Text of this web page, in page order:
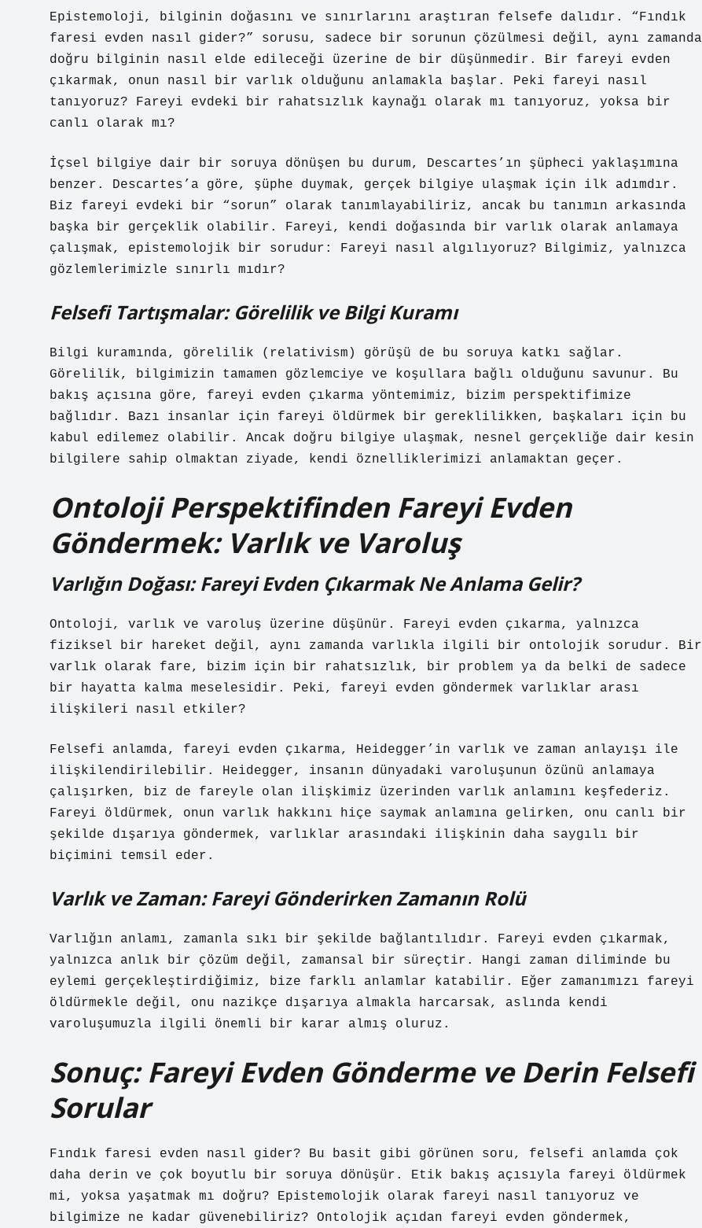
Epistemoloji, bilginin doğasını ve sınırlarını araştıran felsefe dalıdır. “Fındık
faresi evden nasıl gider?” sorusu, sadece bir sorunun çözülmesi değil, aynı zamanda
doğru bilginin nasıl elde edileceği üzerine de bir düşünmedir. Bir fareyi evden
çıkarmak, onun nasıl bir varlık olduğunu anlamakla başlar. Peki fareyi nasıl
tanıyoruz? Fareyi evdeki bir rahatsızlık kaynağı olarak mı tanıyoruz, yoksa bir
canlı olarak mı?
İçsel bilgiye dair bir soruya dönüşen bu durum, Descartes’ın şüpheci yaklaşımına
benzer. Descartes’a göre, şüphe duymak, gerçek bilgiye ulaşmak için ilk adımdır.
Biz fareyi evdeki bir “sorun” olarak tanımlayabiliriz, ancak bu tanımın arkasında
başka bir gerçeklik olabilir. Fareyi, kendi doğasında bir varlık olarak anlamaya
çalışmak, epistemolojik bir sorudur: Fareyi nasıl algılıyoruz? Bilgimiz, yalnızca
gözlemlerimizle sınırlı mıdır?
Felsefi Tartışmalar: Görelilik ve Bilgi Kuramı
Bilgi kuramında, görelilik (relativism) görüşü de bu soruya katkı sağlar.
Görelilik, bilgimizin tamamen gözlemciye ve koşullara bağlı olduğunu savunur. Bu
bakış açısına göre, fareyi evden çıkarma yöntemimiz, bizim perspektifimize
bağlıdır. Bazı insanlar için fareyi öldürmek bir gereklilikken, başkaları için bu
kabul edilemez olabilir. Ancak doğru bilgiye ulaşmak, nesnel gerçekliğe dair kesin
bilgilere sahip olmaktan ziyade, kendi öznelliklerimizi anlamaktan geçer.
Ontoloji Perspektifinden Fareyi Evden
Göndermek: Varlık ve Varoluş
Varlığın Doğası: Fareyi Evden Çıkarmak Ne Anlama Gelir?
Ontoloji, varlık ve varoluş üzerine düşünür. Fareyi evden çıkarma, yalnızca
fiziksel bir hareket değil, aynı zamanda varlıkla ilgili bir ontolojik sorudur. Bir
varlık olarak fare, bizim için bir rahatsızlık, bir problem ya da belki de sadece
bir hayatta kalma meselesidir. Peki, fareyi evden göndermek varlıklar arası
ilişkileri nasıl etkiler?
Felsefi anlamda, fareyi evden çıkarma, Heidegger’in varlık ve zaman anlayışı ile
ilişkilendirilebilir. Heidegger, insanın dünyadaki varoluşunun özünü anlamaya
çalışırken, biz de fareyle olan ilişkimiz üzerinden varlık anlamını keşfederiz.
Fareyi öldürmek, onun varlık hakkını hiçe saymak anlamına gelirken, onu canlı bir
şekilde dışarıya göndermek, varlıklar arasındaki ilişkinin daha saygılı bir
biçimini temsil eder.
Varlık ve Zaman: Fareyi Gönderirken Zamanın Rolü
Varlığın anlamı, zamanla sıkı bir şekilde bağlantılıdır. Fareyi evden çıkarmak,
yalnızca anlık bir çözüm değil, zamansal bir süreçtir. Hangi zaman diliminde bu
eylemi gerçekleştirdiğimiz, bize farklı anlamlar katabilir. Eğer zamanımızı fareyi
öldürmekle değil, onu nazikçe dışarıya almakla harcarsak, aslında kendi
varoluşumuzla ilgili önemli bir karar almış oluruz.
Sonuç: Fareyi Evden Gönderme ve Derin Felsefi
Sorular
Fındık faresi evden nasıl gider? Bu basit gibi görünen soru, felsefi anlamda çok
daha derin ve çok boyutlu bir soruya dönüşür. Etik bakış açısıyla fareyi öldürmek
mi, yoksa yaşatmak mı doğru? Epistemolojik olarak fareyi nasıl tanıyoruz ve
bilgimize ne kadar güvenebiliriz? Ontolojik açıdan fareyi evden göndermek,